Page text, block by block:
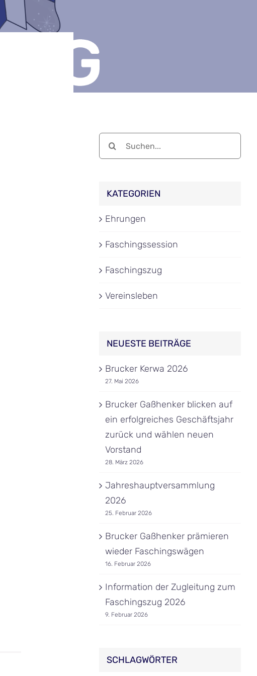
Suche
nach:
KATEGORIEN
Ehrungen
Faschingssession
Faschingszug
Vereinsleben
NEUESTE BEITRÄGE
Brucker Kerwa 2026
27. Mai 2026
Brucker Gaßhenker blicken auf
ein erfolgreiches Geschäftsjahr
zurück und wählen neuen
Vorstand
28. März 2026
Jahreshauptversammlung
2026
25. Februar 2026
Brucker Gaßhenker prämieren
wieder Faschingswägen
16. Februar 2026
Information der Zugleitung zum
Faschingszug 2026
9. Februar 2026
SCHLAGWÖRTER